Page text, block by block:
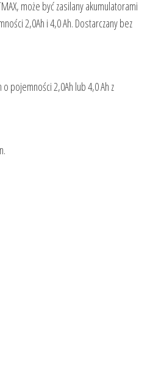
może być zasilany akumulatorami
2,0Ah i 4,0 Ah. Dostarczany bez
pojemności 2,0Ah lub 4,0 Ah z